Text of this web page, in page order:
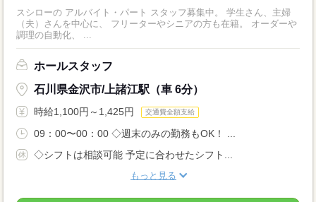
スシローの アルバイト・パート スタッフ募集中。 学生さん、主婦
（夫）さんを中心に、 フリーターやシニアの方も在籍。 オーダーや
調理の自動化、 ...
ホールスタッフ
石川県金沢市/上諸江駅（車 6分）
時給1,100円～1,425円 交通費全額支給
09：00〜00：00 ◇週末のみの勤務もOK！ ...
◇シフトは相談可能 予定に合わせたシフト...
もっと見る